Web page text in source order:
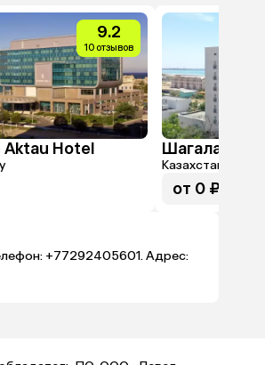
9.2
10 отзывов
Aktau Hotel Шагала
Казахстан, Актау
от 0 ₽
+77292405601. Адрес: